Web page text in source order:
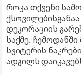
როცა თქვენი
დეკორაციის
საქმე.
სვიტერის
ადგილს